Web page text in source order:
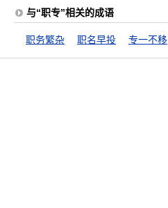
与“职专”相关的成语
职务繁杂 职名早投 专一不移